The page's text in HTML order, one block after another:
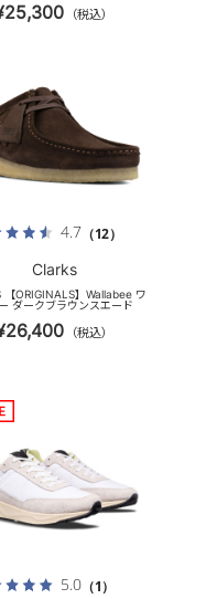
（税込）
4.7（12）
Clarks
【ORIGINALS】Wallabee ワ
ダークブラウンスエード
（税込）
5.0（1）